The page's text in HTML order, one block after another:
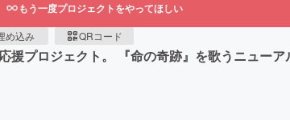
もう一度プロジェクトをやってほしい
め込み QRコード
プロジェクト。 『命の奇跡』を歌うニュー